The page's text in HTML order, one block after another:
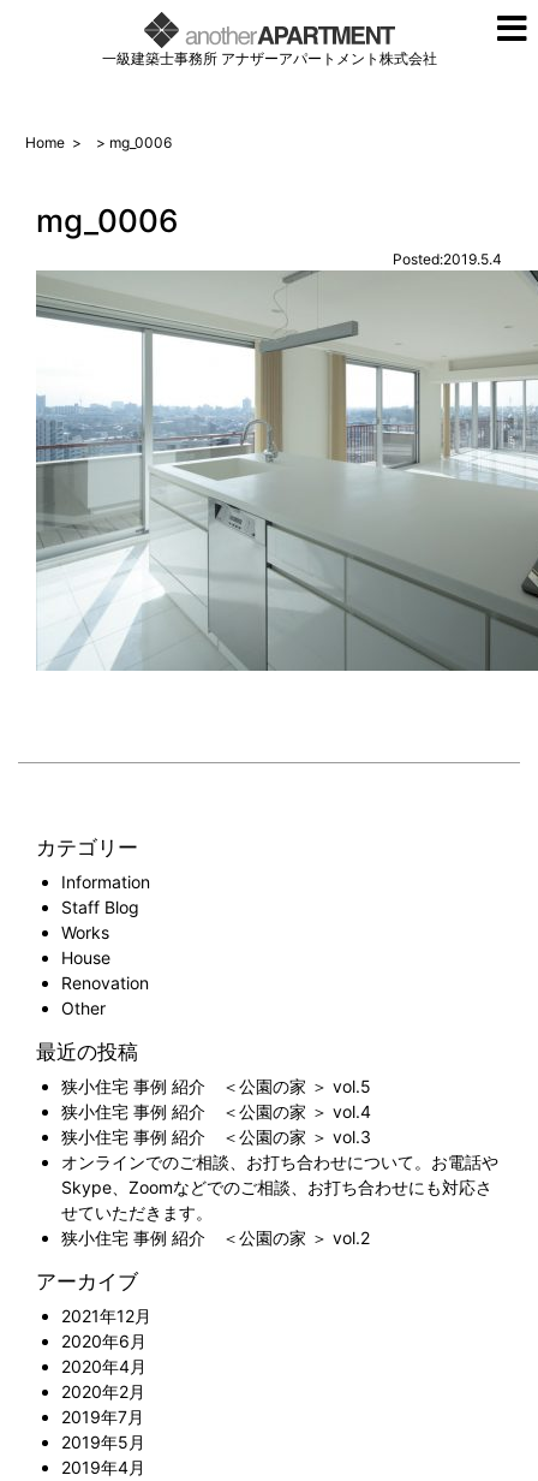
一級建築士事務所 アナザーアパートメント株式会社
Home > > mg_0006
mg_0006
Posted:2019.5.4
カテゴリー
Information
Staff Blog
Works
House
Renovation
Other
最近の投稿
狭小住宅 事例 紹介 ＜公園の家 ＞ vol.5
狭小住宅 事例 紹介 ＜公園の家 ＞ vol.4
狭小住宅 事例 紹介 ＜公園の家 ＞ vol.3
オンラインでのご相談、お打ち合わせについて。お電話や
Skype、Zoomなどでのご相談、お打ち合わせにも対応さ
せていただきます。
狭小住宅 事例 紹介 ＜公園の家 ＞ vol.2
アーカイブ
2021年12月
2020年6月
2020年4月
2020年2月
2019年7月
2019年5月
2019年4月